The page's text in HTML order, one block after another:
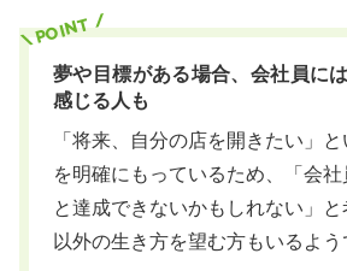
夢や目標がある場合、会社員に
感じる人も
「将来、自分の店を開きたい」
を明確にもっているため、「会
と達成できないかもしれない」
以外の生き方を望む方もいるよう